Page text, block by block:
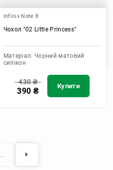
Infinix Note 8
Чохол "02 Little Princess"
Матеріал: Чорний матовий
силікон
430₴
390 ₴ Купити
…